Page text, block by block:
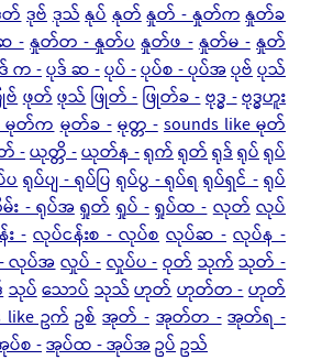
တ်ဒုဗ်ဒုသ်နုပ်နုတ်နှုတ် - နှုတ်ကနှုတ်ခ
- နှုတ်တ - နှုတ်ပ နှုတ်ဖ - နှုတ်မ - နှုတ်
က -ပုဒ် ဆ -ပုပ် -ပုပ်စ - ပုပ်အပုဗ်ပုသ်
ဗ်ဖုတ်ဖုသ်ဖြုတ် -ဖြုတ်ခ -ဗုဒ္ဓ -ဗုဒ္ဓဟူး
မုတ်က မုတ်ခ - မုတ္တ - sounds like မုတ်
-ယုတ္တိ -ယုတ်န -ရုက်ရုတ်ရုဒ်ရုပ်ရုပ်
ပရုပ်ပျ - ရုပ်ပြ ရုပ်ပွ - ရုပ်ရရုပ်ရှင် -ရုပ်
း - ရုပ်အ ရှုတ် ရှုပ် - ရှုပ်ထ - လုတ် လုပ်
- လုပ်ငန်းစ - လုပ်စ လုပ်ဆ - လုပ်န -
လုပ်အလှုပ် -လှုပ်ပ -ဝုတ်သုက်သုတ် -
သုပ်သောပ်သုသ်ဟုတ်ဟုတ်တ -ဟုတ်
like ဥက် ဥစ် အုတ် - အုတ်တ - အုတ်ရ -
ပ်စ -အုပ်ထ - အုပ်အဥပ်ဥသ်